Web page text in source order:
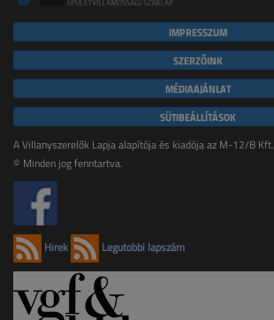
IMPRESSZUM
SZERZŐINK
MÉDIAAJÁNLAT
SÜTIBEÁLLÍTÁSOK
A Villanyszerelők Lapja alapítója és kiadója az M-12/B Kft.
© Minden jog fenntartva.
Hírek Legutóbbi lapszám